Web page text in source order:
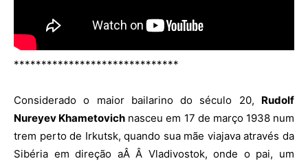
******************************
Considerado o maior bailarino do século 20, Rudolf
Nureyev Khametovich nasceu em 17 de março 1938 num
trem perto de Irkutsk, quando sua mãe viajava através da
Sibéria em direção aÂ Â Vladivostok, onde o pai, um